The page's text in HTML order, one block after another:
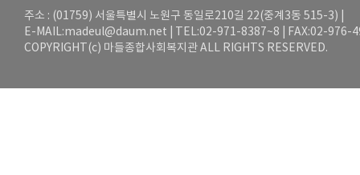
주소 : (01759) 서울특별시 노원구 동일로210길 22(중계3동 515-3) |
E-MAIL:madeul@daum.net | TEL:02-971-8387~8 | FAX:02-976-
COPYRIGHT(c) 마들종합사회복지관 ALL RIGHTS RESERVED.